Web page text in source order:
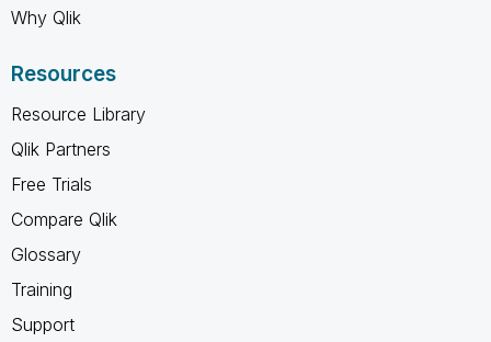
Why Qlik
Resources
Resource Library
Qlik Partners
Free Trials
Compare Qlik
Glossary
Training
Support